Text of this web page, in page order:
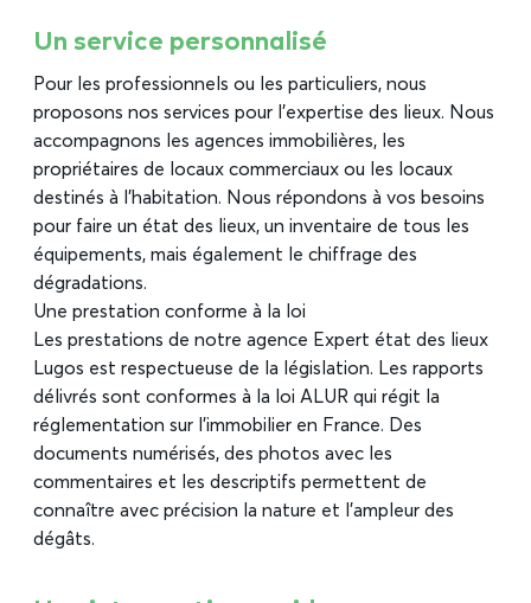
Un service personnalisé
Pour les professionnels ou les particuliers, nous
proposons nos services pour l’expertise des lieux. Nous
accompagnons les agences immobilières, les
propriétaires de locaux commerciaux ou les locaux
destinés à l’habitation. Nous répondons à vos besoins
pour faire un état des lieux, un inventaire de tous les
équipements, mais également le chiffrage des
dégradations.
Une prestation conforme à la loi
Les prestations de notre agence Expert état des lieux
Lugos est respectueuse de la législation. Les rapports
délivrés sont conformes à la loi ALUR qui régit la
réglementation sur l’immobilier en France. Des
documents numérisés, des photos avec les
commentaires et les descriptifs permettent de
connaître avec précision la nature et l’ampleur des
dégâts.